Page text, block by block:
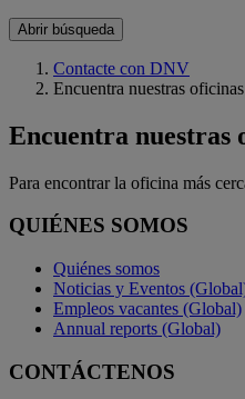
Abrir búsqueda
Contacte con DNV
Encuentra nuestras
Encuentra nuestras
Para encontrar la oficina más
QUIÉNES SOMOS
Quiénes somos
Noticias y Eventos
Empleos vacantes (Global)
Annual reports (Global)
CONTÁCTENOS